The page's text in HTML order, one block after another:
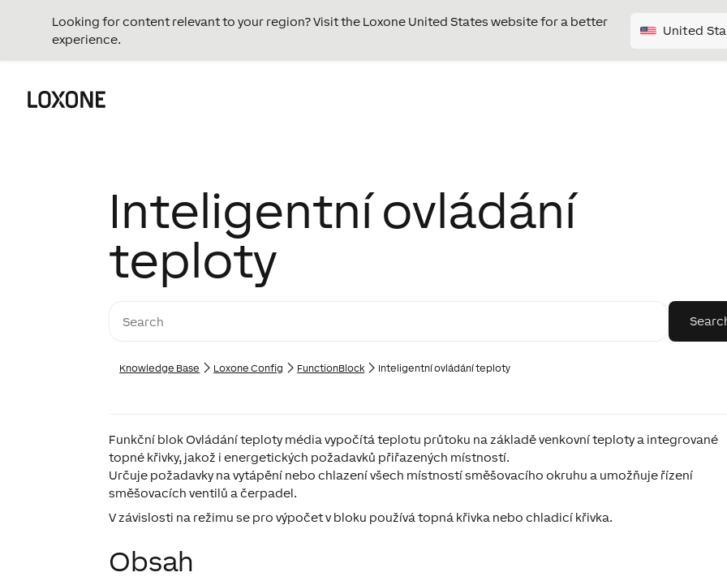
Looking for content relevant to your region? Visit the Loxone United States website for a better
experience.
United
Inteligentní ovládání
teploty
Knowledge Base Loxone Config FunctionBlock Inteligentní ovládání teploty
Funkční blok Ovládání teploty média vypočítá teplotu průtoku na základě venkovní teploty a integrované
topné křivky, jakož i energetických požadavků přiřazených místností.
Určuje požadavky na vytápění nebo chlazení všech místností směšovacího okruhu a umožňuje řízení
směšovacích ventilů a čerpadel.
V závislosti na režimu se pro výpočet v bloku používá topná křivka nebo chladicí křivka.
Obsah